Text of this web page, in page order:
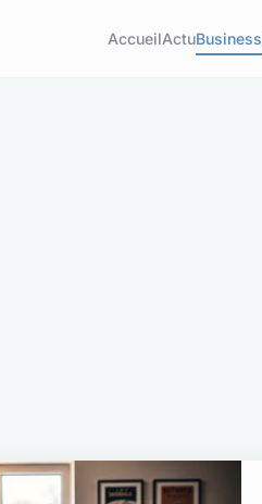
AccueilActuBusiness